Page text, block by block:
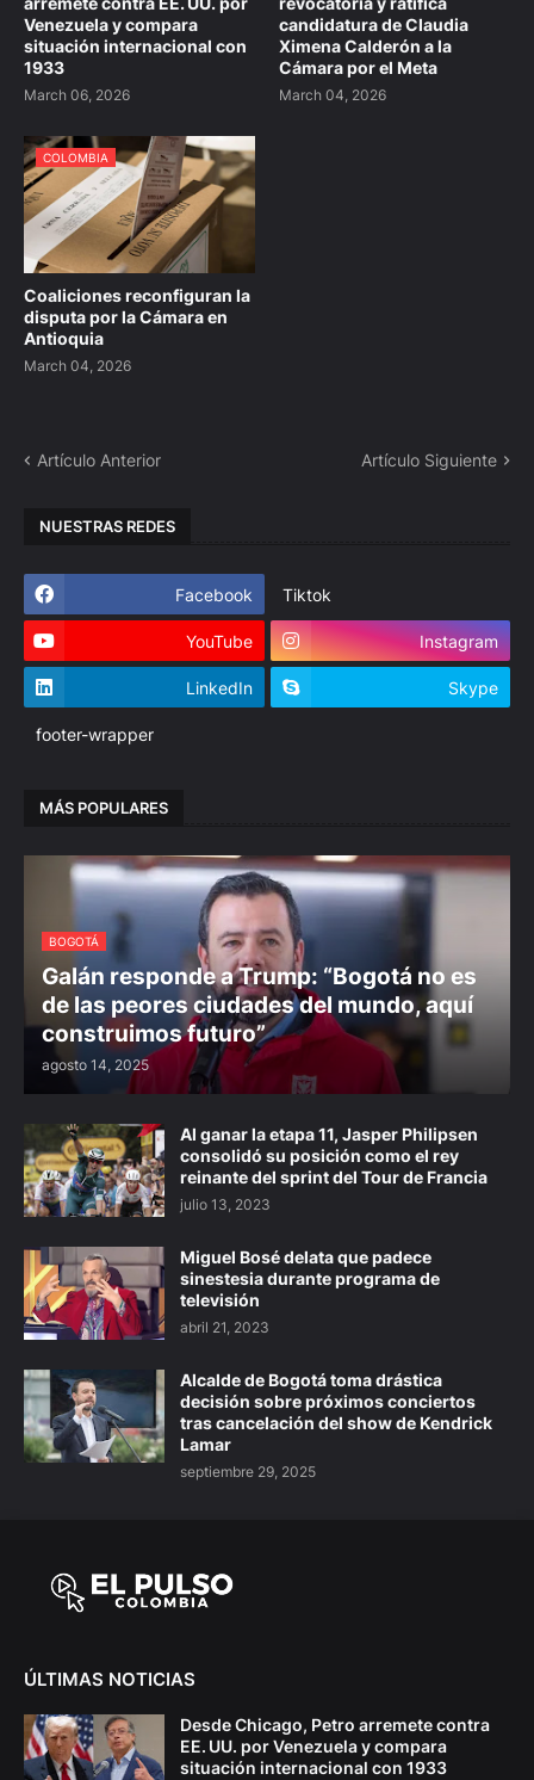
Venezuela y compara
situación internacional con
1933
March 06, 2026
candidatura de Claudia
Ximena Calderón a la
Cámara por el Meta
March 04, 2026
COLOMBIA
Coaliciones reconfiguran la
disputa por la Cámara en
Antioquia
March 04, 2026
Artículo Anterior Artículo Siguiente
NUESTRAS REDES
Facebook Tiktok
YouTube Instagram
LinkedIn Skype
footer-wrapper
MÁS POPULARES
BOGOTÁ
Galán responde a Trump: “Bogotá no es
de las peores ciudades del mundo, aquí
construimos futuro”
agosto 14, 2025
Al ganar la etapa 11, Jasper Philipsen
consolidó su posición como el rey
reinante del sprint del Tour de Francia
julio 13, 2023
Miguel Bosé delata que padece
sinestesia durante programa de
televisión
abril 21, 2023
Alcalde de Bogotá toma drástica
decisión sobre próximos conciertos
tras cancelación del show de Kendrick
Lamar
septiembre 29, 2025
ÚLTIMAS NOTICIAS
Desde Chicago, Petro arremete contra
EE. UU. por Venezuela y compara
situación internacional con 1933